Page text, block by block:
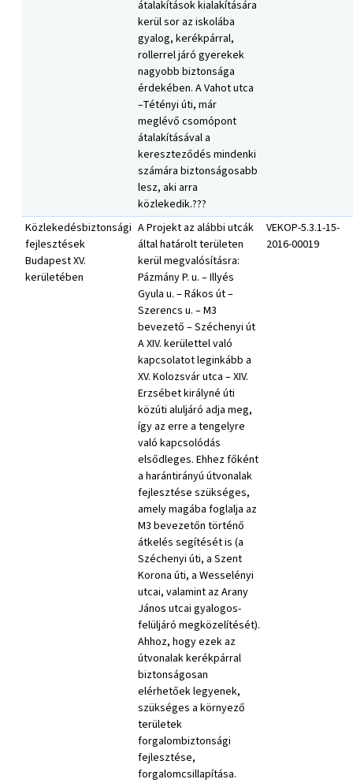
átalakítások kialakítására
kerül sor az iskolába
gyalog, kerékpárral,
rollerrel járó gyerekek
nagyobb biztonsága
érdekében. A Vahot utca
–Tétényi úti, már
meglévő csomópont
átalakításával a
kereszteződés mindenki
számára biztonságosabb
lesz, aki arra
közlekedik.???
Közlekedésbiztonsági
fejlesztések
Budapest XV.
kerületében
A Projekt az alábbi utcák
által határolt területen
kerül megvalósításra:
Pázmány P. u. – Illyés
Gyula u. – Rákos út –
Szerencs u. – M3
bevezető – Széchenyi út
A XIV. kerülettel való
kapcsolatot leginkább a
XV. Kolozsvár utca – XIV.
Erzsébet királyné úti
közúti aluljáró adja meg,
így az erre a tengelyre
való kapcsolódás
elsődleges. Ehhez főként
a harántirányú útvonalak
fejlesztése szükséges,
amely magába foglalja az
M3 bevezetőn történő
átkelés segítését is (a
Széchenyi úti, a Szent
Korona úti, a Wesselényi
utcai, valamint az Arany
János utcai gyalogos-
felüljáró megközelítését).
Ahhoz, hogy ezek az
útvonalak kerékpárral
biztonságosan
elérhetőek legyenek,
szükséges a környező
területek
forgalombiztonsági
fejlesztése,
forgalomcsillapítása.
VEKOP-5.3.1-15-
2016-00019